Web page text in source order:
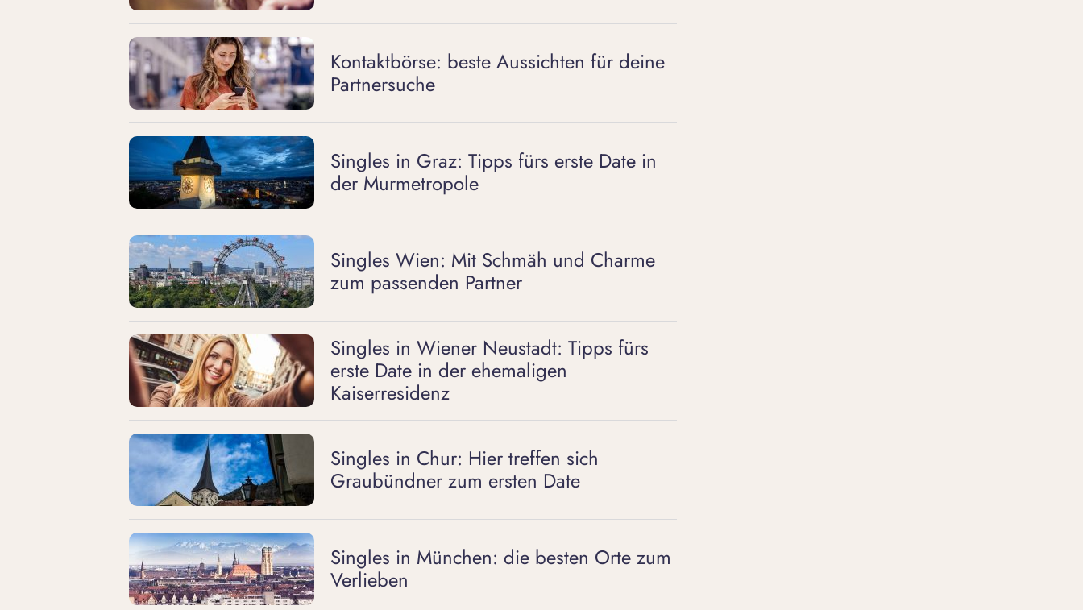
Kontaktbörse: beste Aussichten für deine
Partnersuche
Singles in Graz: Tipps fürs erste Date in
der Murmetropole
Singles Wien: Mit Schmäh und Charme
zum passenden Partner
Singles in Wiener Neustadt: Tipps fürs
erste Date in der ehemaligen
Kaiserresidenz
Singles in Chur: Hier treffen sich
Graubündner zum ersten Date
Singles in München: die besten Orte zum
Verlieben